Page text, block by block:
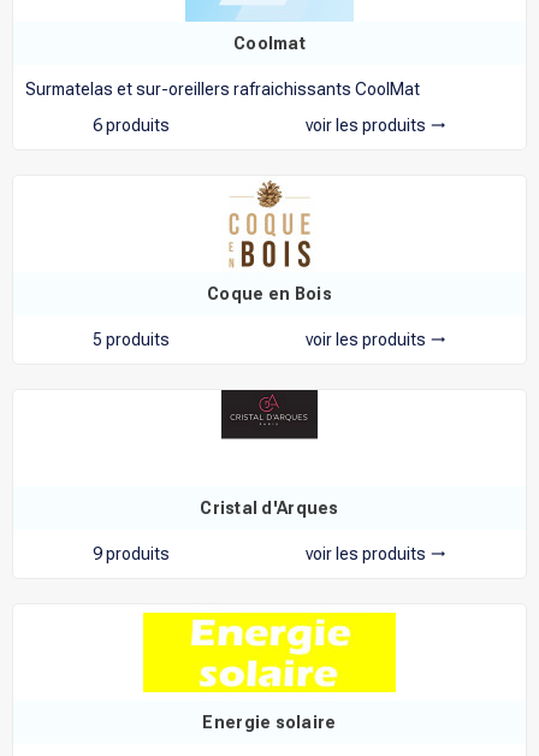
Coolmat
Surmatelas et sur-oreillers rafraichissants CoolMat
6 produits
voir les produits trending_flat
Coque en Bois
5 produits voir les produits trending_flat
Cristal d'Arques
9 produits voir les produits trending_flat
Energie solaire